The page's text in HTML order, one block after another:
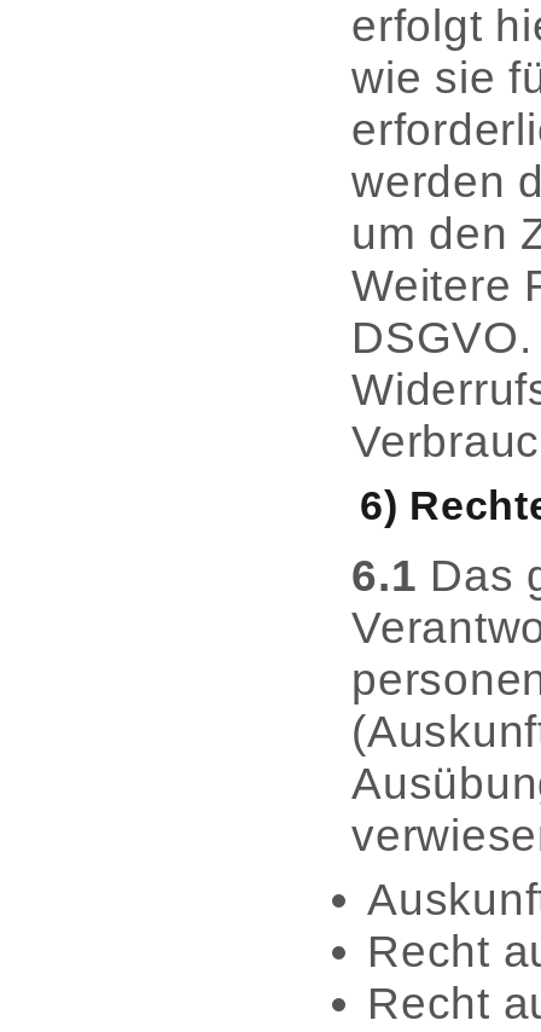
erfolgt
wie sie
werden
um den
Weitere
6)
6.1 Das
Recht
Recht